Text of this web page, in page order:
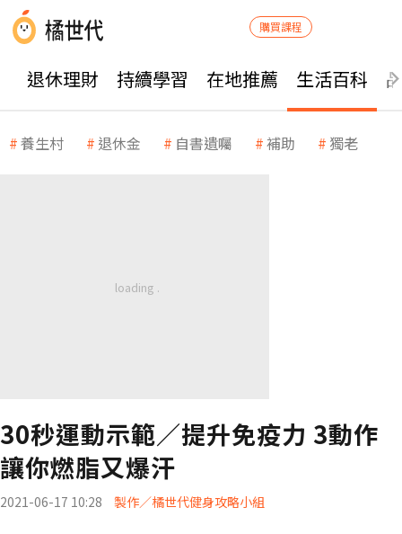
購買課程
退休理財 持續學習 在地推薦 生活百科
養生村 退休金 自書遺囑 補助 獨老
30秒運動示範／提升免疫力 3動作
讓你燃脂又爆汗
2021-06-17 10:28 製作／橘世代健身攻略小組